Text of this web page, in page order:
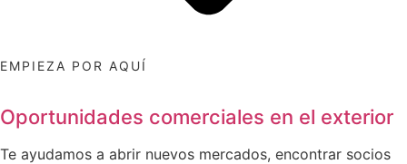
EMPIEZA POR AQUÍ
Oportunidades comerciales en el exterior
Te ayudamos a abrir nuevos mercados, encontrar socios